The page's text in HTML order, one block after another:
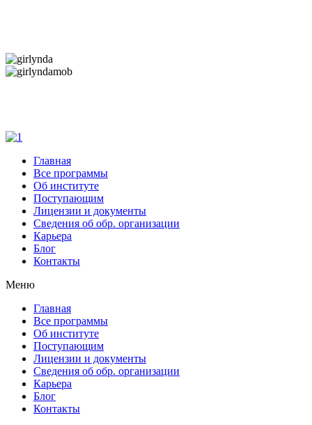
Главная
Все программы
Об институте
Поступающим
Лицензии и документы
Сведения об обр. организации
Карьера
Блог
Контакты
Меню
Главная
Все программы
Об институте
Поступающим
Лицензии и документы
Сведения об обр. организации
Карьера
Блог
Контакты